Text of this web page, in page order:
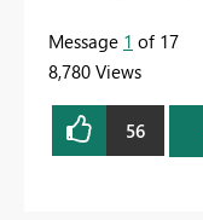
Message 1 of 17
8,780 Views
56